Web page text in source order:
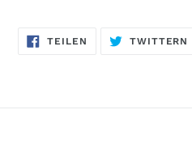
TEILEN
FACEBOOK
TWITTERN